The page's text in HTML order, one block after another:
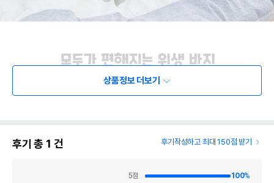
상품정보 더보기
후기 총 1 건 후기작성하고 최대 150점 받기
5점 100%